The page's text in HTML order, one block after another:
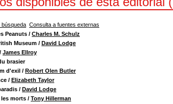
búsqueda Consulta a fuentes externas
Peanuts / Charles M. Schulz
Museum / David Lodge
James Ellroy
brasier
d'exil / Robert Olen Butler
/ Elizabeth Taylor
/ David Lodge
morts / Tony Hillerman